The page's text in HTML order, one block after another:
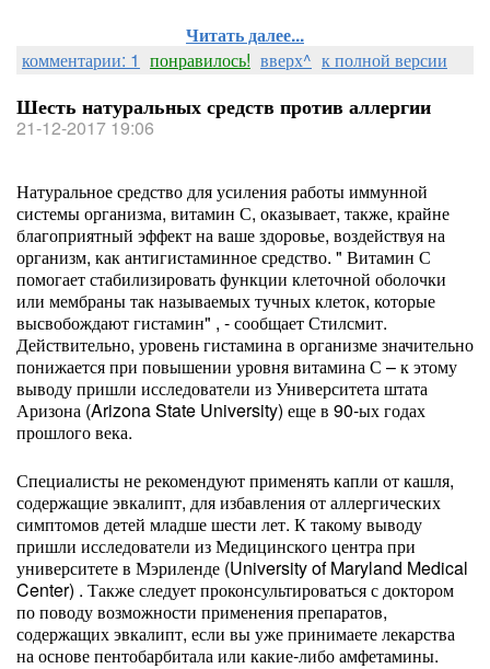
Читать далее...
комментарии: 1 понравилось! вверх^ к полной версии
Шесть натуральных средств против аллергии
21-12-2017 19:06
Натуральное средство для усиления работы иммунной
системы организма, витамин С, оказывает, также, крайне
благоприятный эффект на ваше здоровье, воздействуя на
организм, как антигистаминное средство. " Витамин С
помогает стабилизировать функции клеточной оболочки
или мембраны так называемых тучных клеток, которые
высвобождают гистамин" , - сообщает Стилсмит.
Действительно, уровень гистамина в организме значительно
понижается при повышении уровня витамина С – к этому
выводу пришли исследователи из Университета штата
Аризона (Arizona State University) еще в 90-ых годах
прошлого века.
Специалисты не рекомендуют применять капли от кашля,
содержащие эвкалипт, для избавления от аллергических
симптомов детей младше шести лет. К такому выводу
пришли исследователи из Медицинского центра при
университете в Мэриленде (University of Maryland Medical
Center) . Также следует проконсультироваться с доктором
по поводу возможности применения препаратов,
содержащих эвкалипт, если вы уже принимаете лекарства
на основе пентобарбитала или какие-либо амфетамины.